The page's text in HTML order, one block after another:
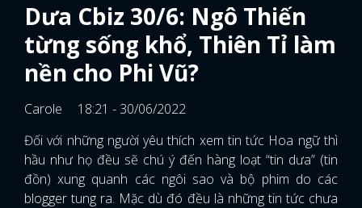
Dưa Cbiz 30/6: Ngô Thiến
từng sống khổ, Thiên Tỉ làm
nền cho Phi Vũ?
Carole
18:21 - 30/06/2022
Đối với những người yêu thích xem tin tức Hoa ngữ thì
hầu như họ đều sẽ chú ý đến hàng loạt “tin dưa” (tin
đồn) xung quanh các ngôi sao và bộ phim do các
blogger tung ra. Mặc dù đó đều là những tin tức chưa